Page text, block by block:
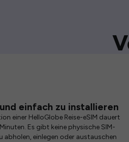
einfach zu installieren
einer HelloGlobe Reise-eSIM dauert
Es gibt keine physische SIM-
abholen, einlegen oder austauschen